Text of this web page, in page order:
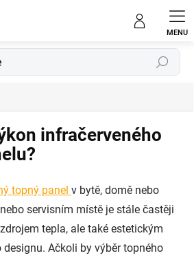
Hledat
infračerveného
topný panel v bytě, domě nebo
servisním místě je stále častěji
tepla, ale také estetickým
designu. Ačkoli by výběr topného